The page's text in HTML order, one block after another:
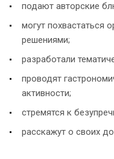
подают авторские
могут похвастаться
решениями;
разработали
проводят
активности;
стремятся к
расскажут о своих